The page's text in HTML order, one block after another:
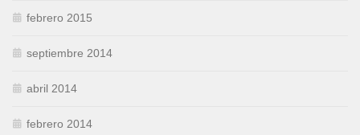
febrero 2015
septiembre 2014
abril 2014
febrero 2014